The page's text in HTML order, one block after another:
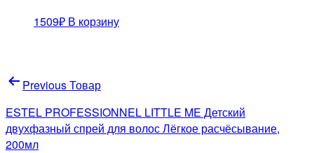
1509₽ В корзину
Навигация
по
записям
Previous Товар
ESTEL PROFESSIONNEL LITTLE ME Детский
двухфазный спрей для волос Лёгкое расчёсывание,
200мл